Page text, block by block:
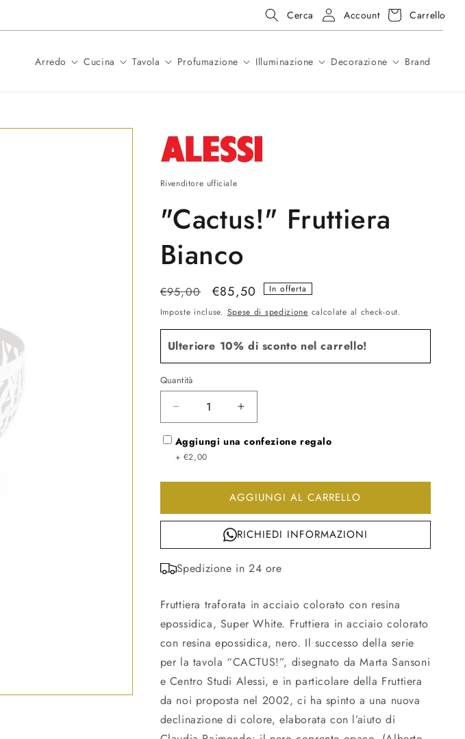
Cerca Accedi
Account Carrello
Carrello
Arredo Cucina Tavola Profumazione Illuminazione Decorazione Brand
Rivenditore ufficiale
"Cactus!" Fruttiera
Bianco
Prezzo
di
listino
€95,00
Prezzo
scontato
€85,50
In offerta
Imposte incluse. Spese di spedizione calcolate al check-out.
Ulteriore 10% di sconto nel carrello!
Quantità
Diminuisci
quantità
per
&quot;Cactus!&quot;
Bianco
Aumenta
quantità
per
Bianco
Aggiungi una confezione regalo
+ €2,00
AGGIUNGI AL CARRELLO
RICHIEDI INFORMAZIONI
Spedizione in 24 ore
Fruttiera traforata in acciaio colorato con resina
epossidica, Super White. Fruttiera in acciaio colorato
con resina epossidica, nero. Il successo della serie
per la tavola “CACTUS!”, disegnato da Marta Sansoni
e Centro Studi Alessi, e in particolare della Fruttiera
da noi proposta nel 2002, ci ha spinto a una nuova
declinazione di colore, elaborata con l’aiuto di